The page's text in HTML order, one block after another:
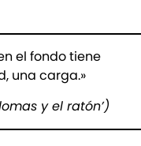
el fondo tiene
una carga.»
y el ratón’)